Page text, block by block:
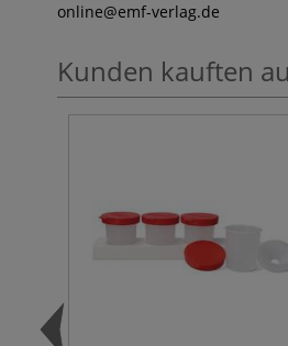
online@emf-verlag.de
Kunden kauften